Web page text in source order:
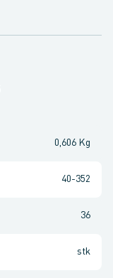
0,606 Kg
40-352
36
stk